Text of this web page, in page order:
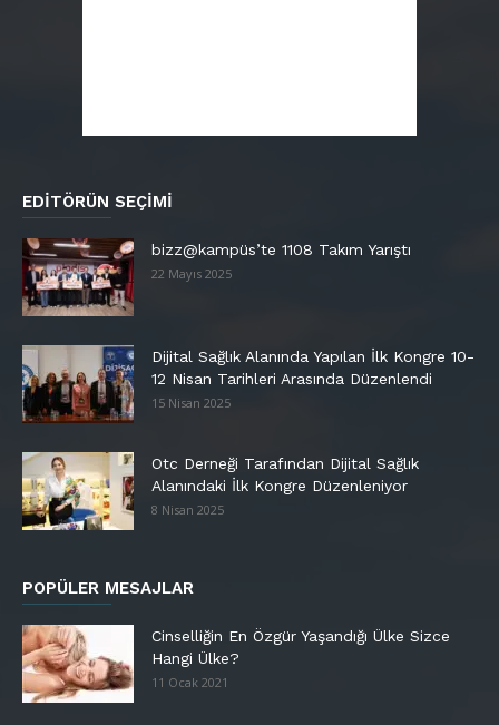
EDITÖRÜN SEÇIMI
bizz@kampüs’te 1108 Takım Yarıştı
22 Mayıs 2025
Dijital Sağlık Alanında Yapılan İlk Kongre 10-
12 Nisan Tarihleri Arasında Düzenlendi
15 Nisan 2025
Otc Derneği Tarafından Dijital Sağlık
Alanındaki İlk Kongre Düzenleniyor
8 Nisan 2025
POPÜLER MESAJLAR
Cinselliğin En Özgür Yaşandığı Ülke Sizce
Hangi Ülke?
11 Ocak 2021